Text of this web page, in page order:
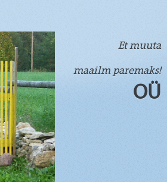
Et muuta
maailm paremaks!
OÜ